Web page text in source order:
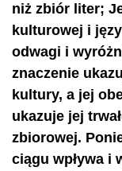
niż zbiór liter;
kulturowej i
odwagi i
znaczenie
kultury, a jej
ukazuje jej
zbiorowej.
ciągu wpływa i